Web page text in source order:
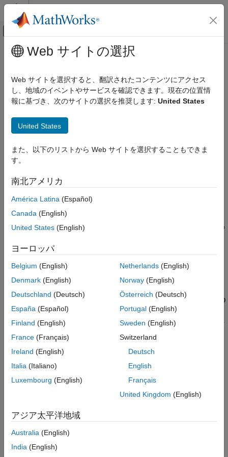
コンテンツへスキップ
オフキャンバス ナビゲーション メ
ドキュメンテーションのホーム
コード検証
Polyspace Bug Finder
レポートとメトリクス
Code Verification Summary
説明
プロパティ
参考
メインコンテンツ
Code Verification Summary
Polyspace解析結果のテーブルの作成
このコンポーネントは、次の結果を示すテーブルを作成します。
結果の数
ング ルール違反の数
Polyspace ® Bug Finder™
Polyspace Code Prover™
の結果における各色のチェックの
プロパティ
Include Checks from Polyspace Standard Library Stub
Functions
このオプションの選択を解除しない限り、テーブルには標準ライ
ブラリ関数の Polyspace スタブにあるPolyspace Code Prover
参考
トピック
Web サイトの選択
Web サイトを選択すると、翻訳されたコンテンツにアクセス
し、地域のイベントやサービスを確認できます。現在の位置情
報に基づき、次のサイトの選択を推奨します: United States
United States
また、以下のリストから Web サイトを選択することもできま
す。
南北アメリカ
América Latina (Español)
Canada (English)
United States (English)
ヨーロッパ
Belgium (English)
Denmark (English)
Deutschland (Deutsch)
España (Español)
Finland (English)
France (Français)
Ireland (English)
Italia (Italiano)
Luxembourg (English)
Netherlands(English)
Norway(English)
Österreich (Deutsch)
Portugal(English)
Sweden (English)
Switzerland
Deutsch
English
Français
United Kingdom (English)
アジア太平洋地域
Australia (English)
India (English)